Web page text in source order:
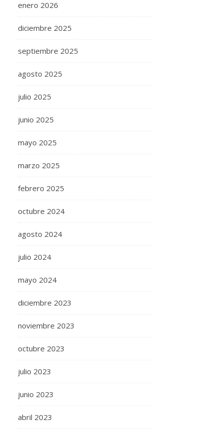
enero 2026
diciembre 2025
septiembre 2025
agosto 2025
julio 2025
junio 2025
mayo 2025
marzo 2025
febrero 2025
octubre 2024
agosto 2024
julio 2024
mayo 2024
diciembre 2023
noviembre 2023
octubre 2023
julio 2023
junio 2023
abril 2023